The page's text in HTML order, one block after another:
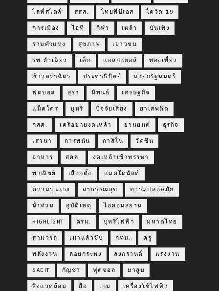
ไลฟ์สไตล์ สสส. ไทยพีบีเอส โควิด-19
การเมือง ไอที กีฬา เหล้า บันเทิง
รามคำแหง สุขภาพ เยาวชน
รพ.หัวเฉียว เด็ก แอลกอฮอล์ ท่องเที่ยว
ข้าวตราฉัตร ประชาธิปัตย์ นายกรัฐมนตรี
ฟุตบอล สุรา นิพนธ์ เศรษฐกิจ
แม็คโคร บุหรี่ ปัจจัยเสี่ยง ยาเสพติด
กสศ. เครือข่ายงดเหล้า ยานยนต์ ธุรกิจ
เสวนา การพนัน กาสิโน วัคซีน
อาหาร สคล. งดเหล้าเข้าพรรษา
พาณิชย์ เลือกตั้ง แมคโดนัลด์
ความรุนแรง สาธารณสุข ความปลอดภัย
น้ำท่วม อุบัติเหตุ ไอคอนสยาม
HIGHLIGHT ครม. บุหรี่ไฟฟ้า มหาดไทย
สามารถ เมาแล้วขับ กทม. ครู
พลังงาน ลอยกระทง สงกรานต์ แรงงาน
SACIT กัญชา ฟุตซอล ยาสูบ
สิ่งแวดล้อม สื่อ เกม เครื่องใช้ไฟฟ้า